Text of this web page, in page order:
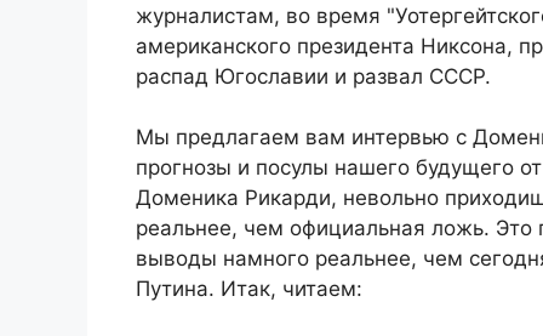
журналистам, во время
американского президента Никсона,
распад Югославии и развал СССР.
Мы предлагаем вам интервью с
прогнозы и посулы нашего будущего
Доменика Рикарди, невольно
реальнее, чем официальная ложь.
выводы намного реальнее, чем
Путина. Итак, читаем: